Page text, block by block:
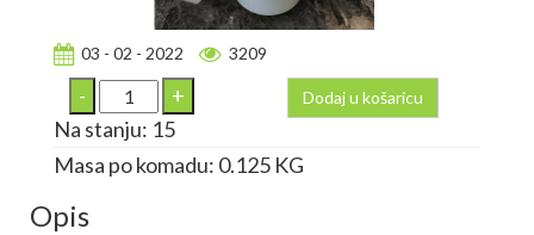
03 - 02 - 2022 3209
Dodaj u košaricu
Na stanju: 15
Masa po komadu: 0.125 KG
Opis